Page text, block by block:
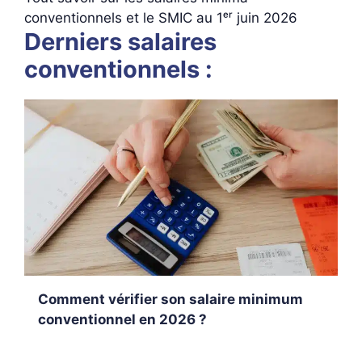
conventionnels et le SMIC au 1ᵉʳ juin 2026
Derniers salaires
conventionnels :
Comment vérifier son salaire minimum
conventionnel en 2026 ?